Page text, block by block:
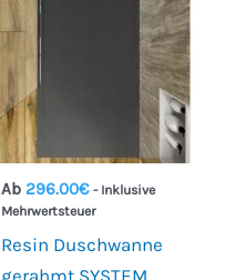
Ab 296.00€ - Inklusive
Mehrwertsteuer
Resin Duschwanne